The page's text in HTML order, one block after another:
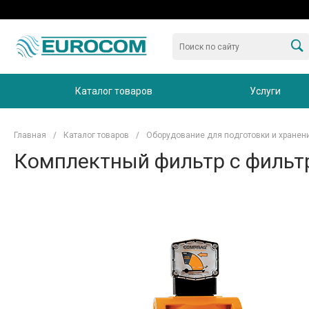
Каталог товаров Услуги
Главная / Каталог товаров / Оборудование для подготовки и
Комплектный фильтр с